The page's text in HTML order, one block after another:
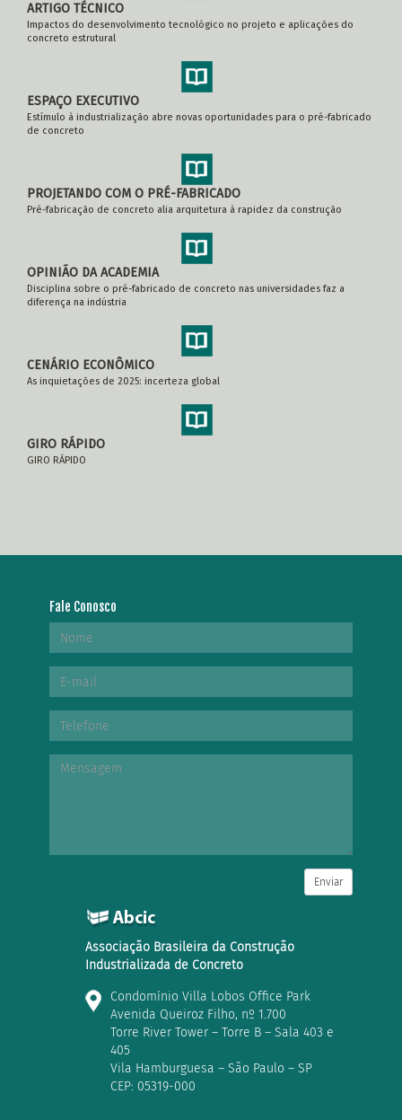
ARTIGO TÉCNICO
Impactos do desenvolvimento tecnológico no projeto e aplicações do
concreto estrutural
ESPAÇO EXECUTIVO
Estímulo à industrialização abre novas oportunidades para o pré-fabricado
de concreto
PROJETANDO COM O PRÉ-FABRICADO
Pré-fabricação de concreto alia arquitetura à rapidez da construção
OPINIÃO DA ACADEMIA
Disciplina sobre o pré-fabricado de concreto nas universidades faz a
diferença na indústria
CENÁRIO ECONÔMICO
As inquietações de 2025: incerteza global
GIRO RÁPIDO
GIRO RÁPIDO
Fale Conosco
Enviar
Associação Brasileira da Construção
Industrializada de Concreto
Condomínio Villa Lobos Office Park
Avenida Queiroz Filho, nº 1.700
Torre River Tower – Torre B – Sala 403 e
405
Vila Hamburguesa – São Paulo – SP
CEP: 05319-000